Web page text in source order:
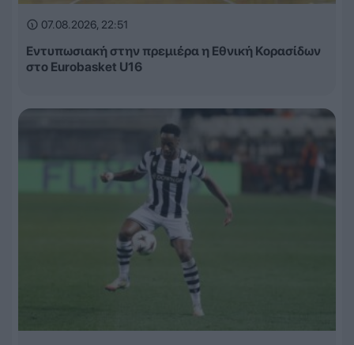
07.08.2026, 22:51
Εντυπωσιακή στην πρεμιέρα η Εθνική Κορασίδων
στο Eurobasket U16